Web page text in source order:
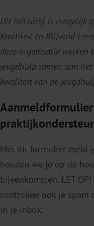
2023. Huisarts
Zwaanswijk M,
Spijk-de Jonge
(2020).
Zwaanswijk M,
(2022).
Adolescent
Dit initiatief is mogelijk
Kwaliteit en BlijvendLer
dezeorganisatie werken
jeugdhulpsamen aan
kwaliteit van de
Met dit formulier meld
houden we je op de
bijeenkomsten. LET
controleer ook je spam
in je inbox.